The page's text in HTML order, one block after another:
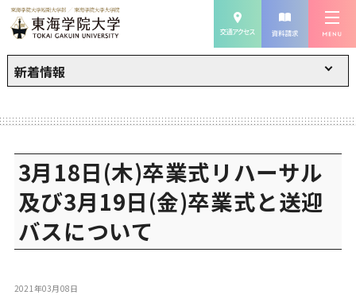
新着情報
3月18日(木)卒業式リハーサル
及び3月19日(金)卒業式と送迎
バスについて
2021年03月08日